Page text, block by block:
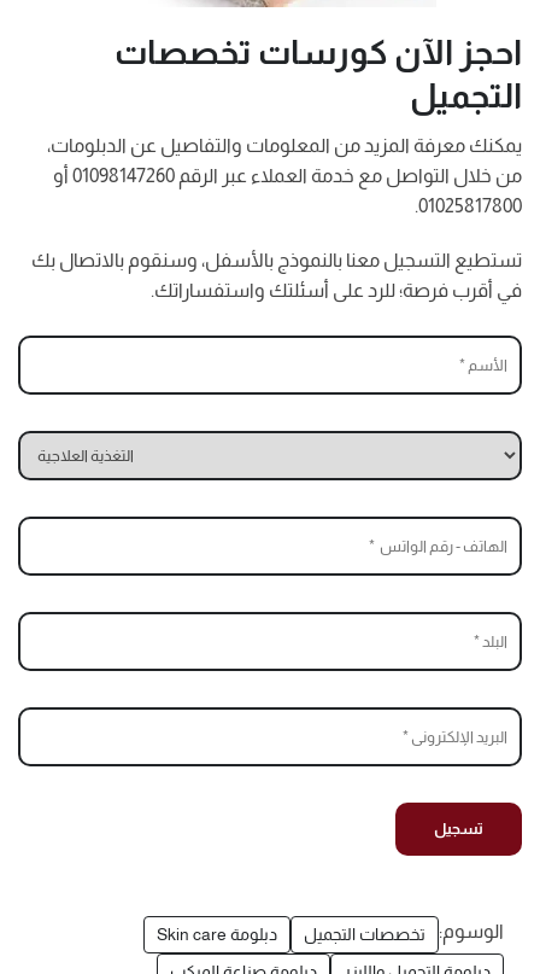
احجز الآن كورسات تخصصات
التجميل
يمكنك معرفة المزيد من المعلومات والتفاصيل عن الدبلومات،
من خلال التواصل مع خدمة العملاء عبر الرقم 01098147260 أو
01025817800.
تستطيع التسجيل معنا بالنموذج بالأسفل، وسنقوم بالاتصال بك
في أقرب فرصة؛ للرد على أسئلتك واستفساراتك.
الوسوم: تخصصات التجميل
دبلومة Skin care